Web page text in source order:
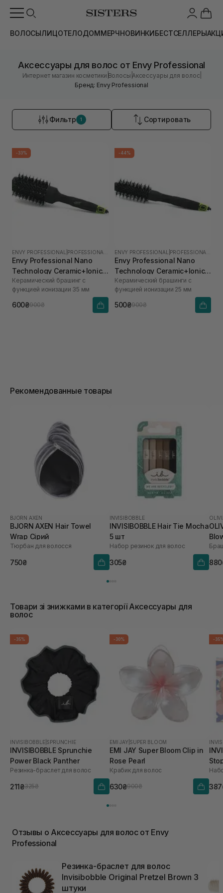
ВОЛОСЫЛИЦОТЕЛОДОММЕРЧНОВИНКИБЕСТСЕЛЛЕРЫ
Аксессуары для волос от Envy Professional
Интернет магазин косметики |Волосы |Аксессуары для волос
Бренд: Envy Professional
Фильтр 1 Сортировать
-33%
ENVY PROFESSIONAL
Envy Professional Nano
Technology Ceramic+Ionic
Brush 35 mm
Керамический брашинг с
функцией ионизации 35 мм
600₴900₴
-44%
ENVY PROFESSIONAL
Envy Professional Nano
Technology Ceramic+Ionic
Brush 25 mm
Керамический брашинги с
функцией ионизации 25 мм
500₴900₴
Рекомендованные товары
BJORN AXEN
BJORN AXEN Hair Towel
Wrap Сірий
Тюрбан для волосся
750₴
INVISIBOBBLE
INVISIBOBBLE Hair Tie Mocha
5 шт
Набор резинок для волос
305₴
Товари зі знижками в категорії Аксессуары для
волос
-35%
INVISIBOBBLE SPRUNCHIE
INVISIBOBBLE Sprunchie
Power Black Panther
Резинка-браслет для волос
211₴325₴
-30%
EMI JAY SUPER BLOOM
EMI JAY Super Bloom Clip in
Rose Pearl
Крабик для волос
630₴900₴
-
Отзывы о Аксессуары для волос от Envy
Professional
Резинка-браслет для волос
Invisibobble Original Pretzel Brown 3
штуки